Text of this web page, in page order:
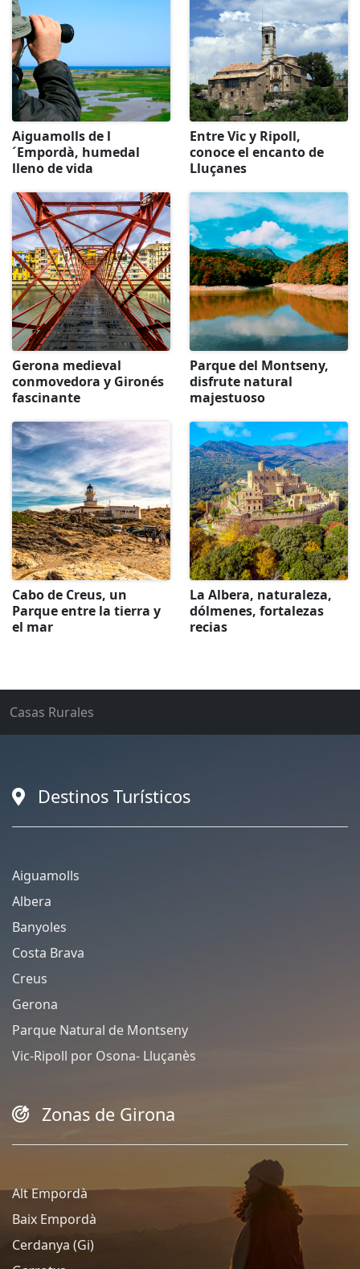
Aiguamolls de l
´Empordà, humedal
lleno de vida
Entre Vic y Ripoll,
conoce el encanto de
Lluçanes
Gerona medieval
conmovedora y Gironés
fascinante
Parque del Montseny,
disfrute natural
majestuoso
Cabo de Creus, un
Parque entre la tierra y
el mar
La Albera, naturaleza,
dólmenes, fortalezas
recias
Casas Rurales
Destinos Turísticos
Aiguamolls
Albera
Banyoles
Costa Brava
Creus
Gerona
Parque Natural de Montseny
Vic-Ripoll por Osona- Lluçanès
Zonas de Girona
Alt Empordà
Baix Empordà
Cerdanya (Gi)